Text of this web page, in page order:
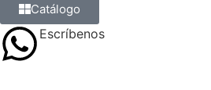
Catálogo
Escríbenos